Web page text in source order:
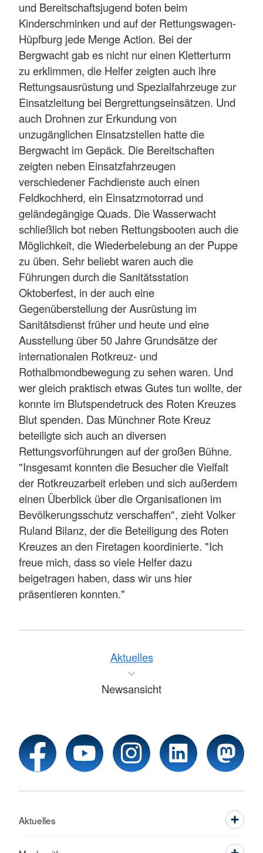
und Bereitschaftsjugend boten beim
Kinderschminken und auf der Rettungswagen-
Hüpfburg jede Menge Action. Bei der
Bergwacht gab es nicht nur einen Kletterturm
zu erklimmen, die Helfer zeigten auch ihre
Rettungsausrüstung und Spezialfahrzeuge zur
Einsatzleitung bei Bergrettungseinsätzen. Und
auch Drohnen zur Erkundung von
unzugänglichen Einsatzstellen hatte die
Bergwacht im Gepäck. Die Bereitschaften
zeigten neben Einsatzfahrzeugen
verschiedener Fachdienste auch einen
Feldkochherd, ein Einsatzmotorrad und
geländegängige Quads. Die Wasserwacht
schließlich bot neben Rettungsbooten auch die
Möglichkeit, die Wiederbelebung an der Puppe
zu üben. Sehr beliebt waren auch die
Führungen durch die Sanitätsstation
Oktoberfest, in der auch eine
Gegenüberstellung der Ausrüstung im
Sanitätsdienst früher und heute und eine
Ausstellung über 50 Jahre Grundsätze der
internationalen Rotkreuz- und
Rothalbmondbewegung zu sehen waren. Und
wer gleich praktisch etwas Gutes tun wollte, der
konnte im Blutspendetruck des Roten Kreuzes
Blut spenden. Das Münchner Rote Kreuz
beteiligte sich auch an diversen
Rettungsvorführungen auf der großen Bühne.
"Insgesamt konnten die Besucher die Vielfalt
der Rotkreuzarbeit erleben und sich außerdem
einen Überblick über die Organisationen im
Bevölkerungsschutz verschaffen", zieht Volker
Ruland Bilanz, der die Beteiligung des Roten
Kreuzes an den Firetagen koordinierte. "Ich
freue mich, dass so viele Helfer dazu
beigetragen haben, dass wir uns hier
präsentieren konnten."
Aktuelles
Newsansicht
Aktuelles